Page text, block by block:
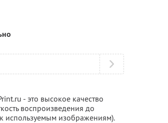
- это высокое качество
воспроизведения до
используемым изображениям).